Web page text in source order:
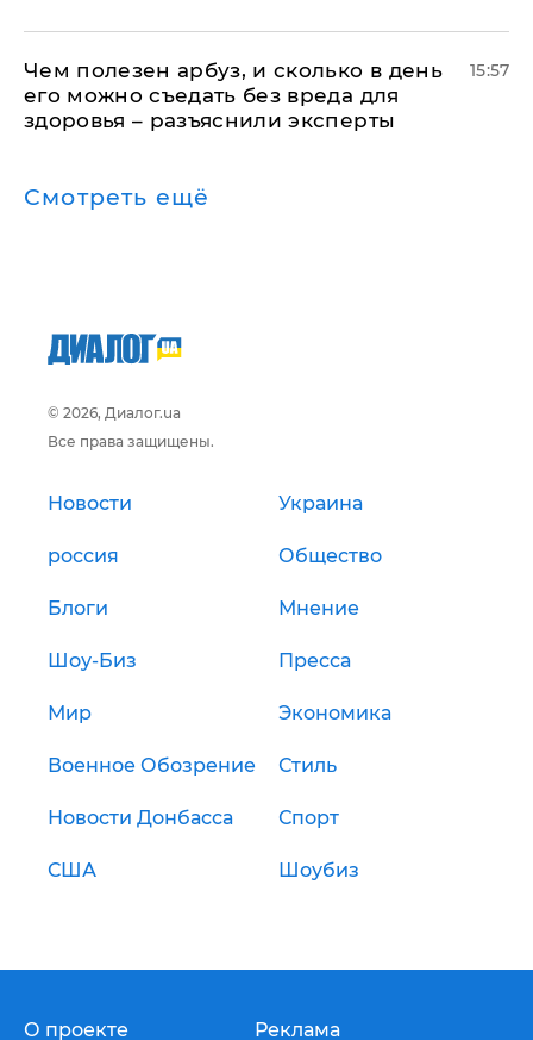
Чем полезен арбуз, и сколько в день
его можно съедать без вреда для
здоровья – разъяснили эксперты
15:57
Смотреть ещё
© 2026, Диалог.ua
Все права защищены.
Новости Украина
россия Общество
Блоги Мнение
Шоу-Биз Пресса
Мир Экономика
Военное Обозрение Стиль
Новости Донбасса Спорт
США Шоубиз
О проекте Реклама